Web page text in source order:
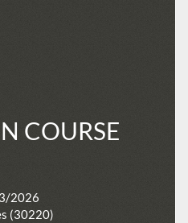
COURSE
2026
(30220)